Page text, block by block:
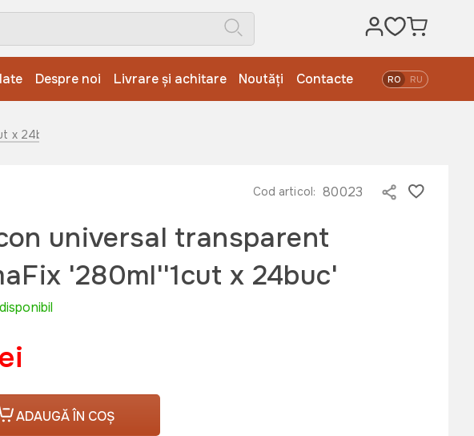
Despre noi Livrare și achitare Noutăți Contacte RO RU
x 24buc'
Cod articol: 80023
universal transparent
'280ml''1cut x 24buc'
ADAUGĂ ÎN COȘ